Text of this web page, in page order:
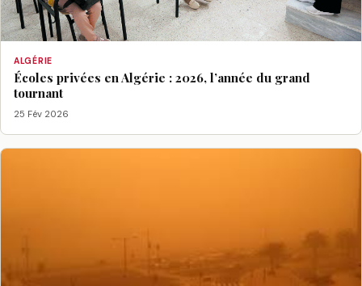
ALGÉRIE
Écoles privées en Algérie : 2026, l’année du grand
tournant
25 Fév 2026